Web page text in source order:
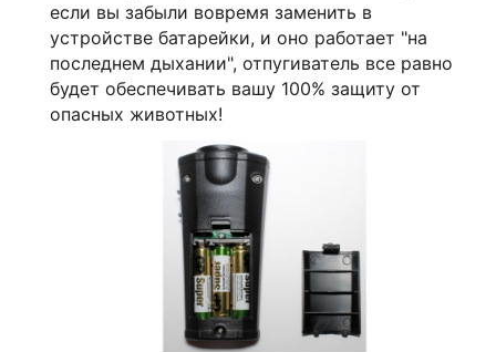
если вы забыли вовремя заменить в
устройстве батарейки, и оно работает "на
последнем дыхании", отпугиватель все равно
будет обеспечивать вашу 100% защиту от
опасных животных!